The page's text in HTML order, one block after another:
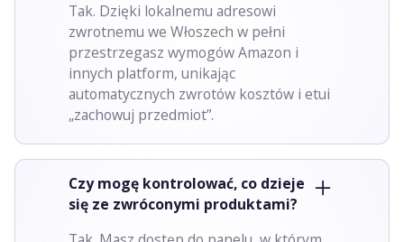
Tak. Dzięki lokalnemu adresowi
zwrotnemu we Włoszech w pełni
przestrzegasz wymogów Amazon i
innych platform, unikając
automatycznych zwrotów kosztów i etui
„zachowuj przedmiot”.
Czy mogę kontrolować, co dzieje
się ze zwróconymi produktami?